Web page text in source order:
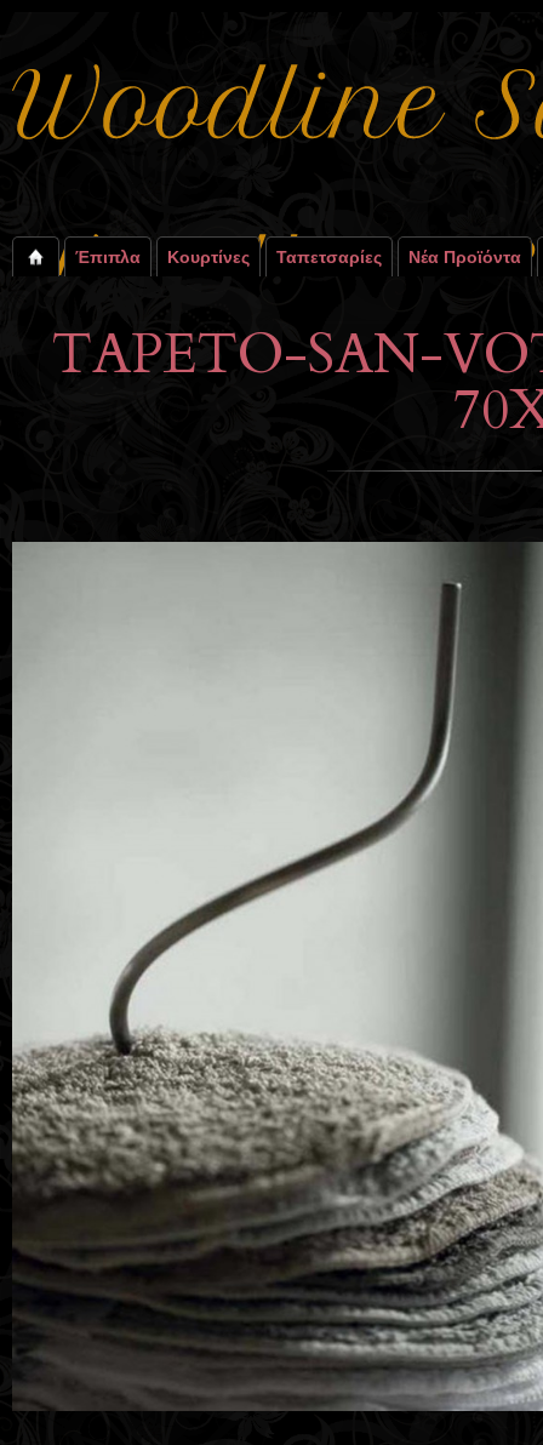
Έπιπλα Κουρτίνες Ταπετσαρίες Νέα Προϊόντα
TAPETO-SAN-